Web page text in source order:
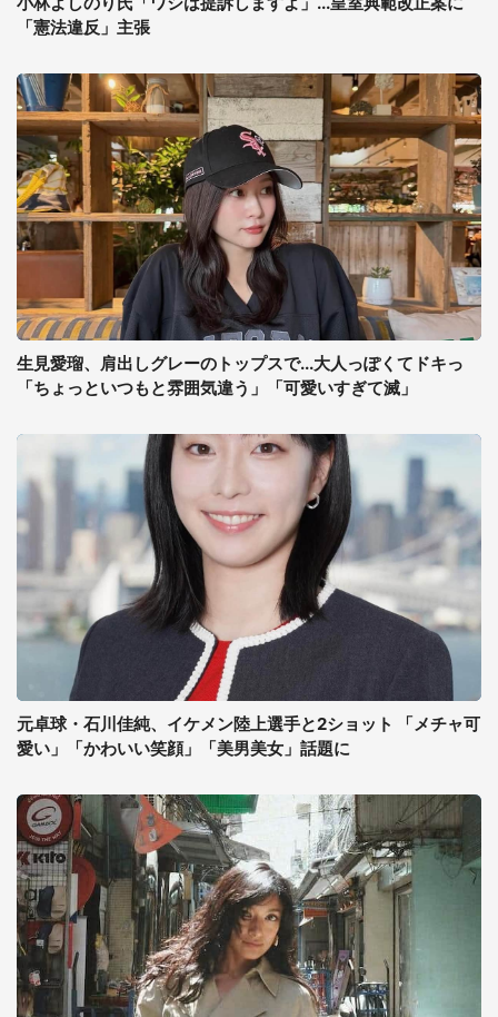
「憲法違反」主張
生見愛瑠、肩出しグレーのトップスで...大人っぽくてドキっ
「ちょっといつもと雰囲気違う」「可愛いすぎて滅」
元卓球・石川佳純、イケメン陸上選手と2ショット 「メチャ可
愛い」「かわいい笑顔」「美男美女」話題に